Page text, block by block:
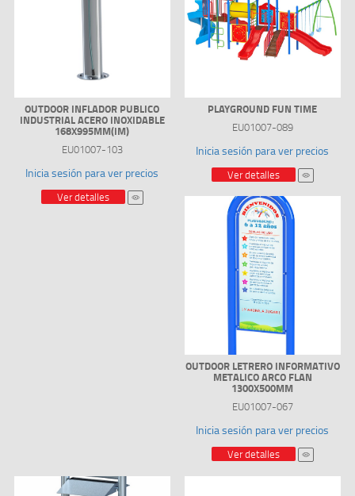
OUTDOOR INFLADOR PUBLICO
INDUSTRIAL ACERO INOXIDABLE
168X995MM(IM)
EU01007-103
Inicia sesión para ver precios
Ver detalles
PLAYGROUND FUN TIME
EU01007-089
Inicia sesión para ver precios
Ver detalles
OUTDOOR LETRERO INFORMATIVO
METALICO ARCO FLAN
1300X500MM
EU01007-067
Inicia sesión para ver precios
Ver detalles